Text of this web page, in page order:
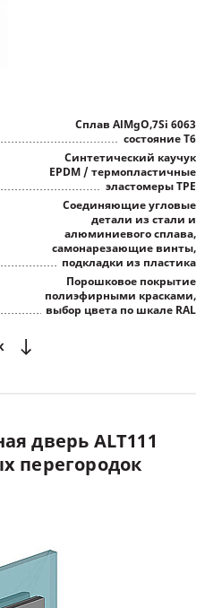
Сплав AlMgO,7Si 6063
состояние Т6
Синтетический каучук
EPDM / термопластичные
эластомеры TPE
Соединяющие угловые
детали из стали и
алюминиевого сплава,
самонарезающие винты,
подкладки из пластика
Порошковое покрытие
полиэфирными красками,
выбор цвета по шкале RAL
дверь ALT111
перегородок